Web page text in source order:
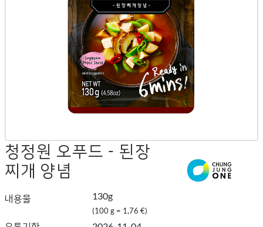
청정원 오푸드 - 된장
찌개 양념
내용물 130g
(100 g = 1,76 €)